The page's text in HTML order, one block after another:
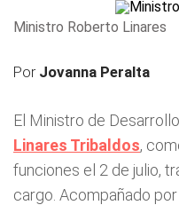
Ministro Roberto Linares
Por Jovanna Peralta
El Ministro de
Linares Tribaldos,
funciones el 2 de julio,
cargo. Acompañado